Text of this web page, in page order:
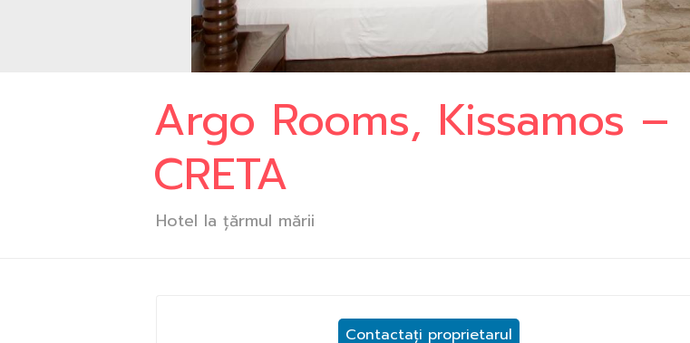
Argo Rooms, Kissamos –
CRETA
Hotel la țărmul mării
Contactați proprietarul